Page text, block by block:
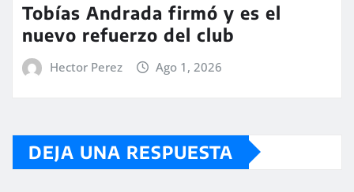
Tobías Andrada firmó y es el
nuevo refuerzo del club
Hector Perez Ago 1, 2026
DEJA UNA RESPUESTA